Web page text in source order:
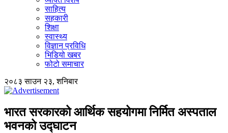
साहित्य
सहकारी
शिक्षा
स्वास्थ्य
विज्ञान प्रविधि
भिडियो खबर
फोटो समाचार
२०८३ साउन २३, शनिबार
भारत सरकारको आर्थिक सहयोगमा निर्मित अस्पताल
भवनको उद्घाटन